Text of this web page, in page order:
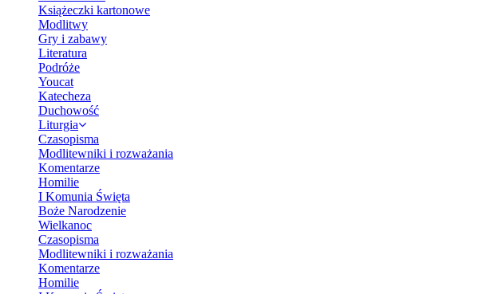
Książeczki kartonowe
Modlitwy
Gry i zabawy
Literatura
Podróże
Youcat
Katecheza
Duchowość
Liturgia
Czasopisma
Modlitewniki i rozważania
Komentarze
Homilie
I Komunia Święta
Boże Narodzenie
Wielkanoc
Czasopisma
Modlitewniki i rozważania
Komentarze
Homilie